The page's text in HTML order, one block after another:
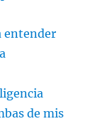
entender
de mis